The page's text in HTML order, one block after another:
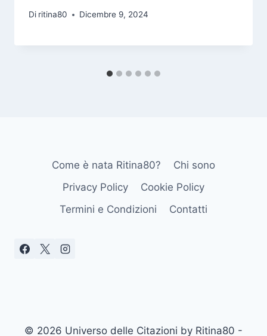
Di ritina80 Dicembre 9, 2024
Come è nata Ritina80?
Chi sono
Privacy Policy
Cookie Policy
Termini e Condizioni
Contatti
© 2026 Universo delle Citazioni by Ritina80 -